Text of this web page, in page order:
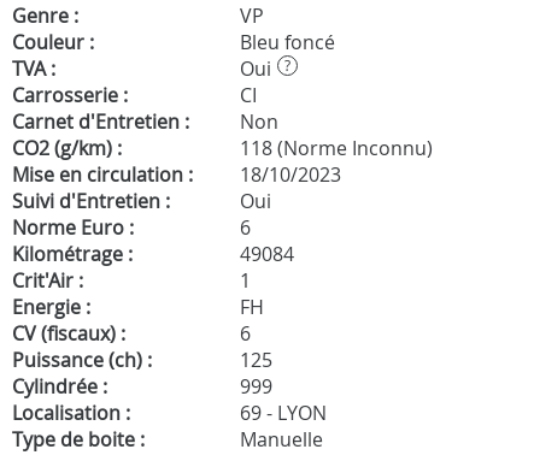
Genre :
VP
Couleur :
Bleu foncé
TVA :
Oui ?
Carrosserie :
CI
Carnet d'Entretien :
Non
CO2 (g/km) :
118 (Norme Inconnu)
Mise en circulation :
18/10/2023
Suivi d'Entretien :
Oui
Norme Euro :
6
Kilométrage :
49084
Crit'Air :
1
Energie :
FH
CV (fiscaux) :
6
Puissance (ch) :
125
Cylindrée :
999
Localisation :
69 - LYON
Type de boite :
Manuelle